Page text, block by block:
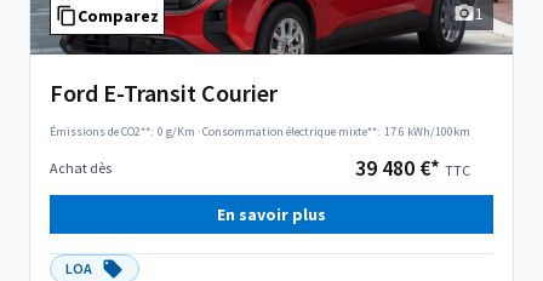
Comparez 1
Ford E-Transit Courier
Émissions de CO2**: 0 g/Km ·Consommation électrique mixte**: 17.6 kWh/100km
Achat dès 39 480 €* TTC
En savoir plus
LOA